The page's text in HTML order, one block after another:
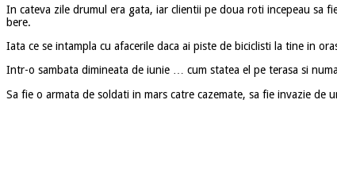
In cateva zile drumul era gata, iar clientii pe doua roti incepeau sa
bere.
Iata ce se intampla cu afacerile daca ai piste de biciclisti la tine in
Intr-o sambata dimineata de iunie … cum statea el pe terasa si
Sa fie o armata de soldati in mars catre cazemate, sa fie invazie de